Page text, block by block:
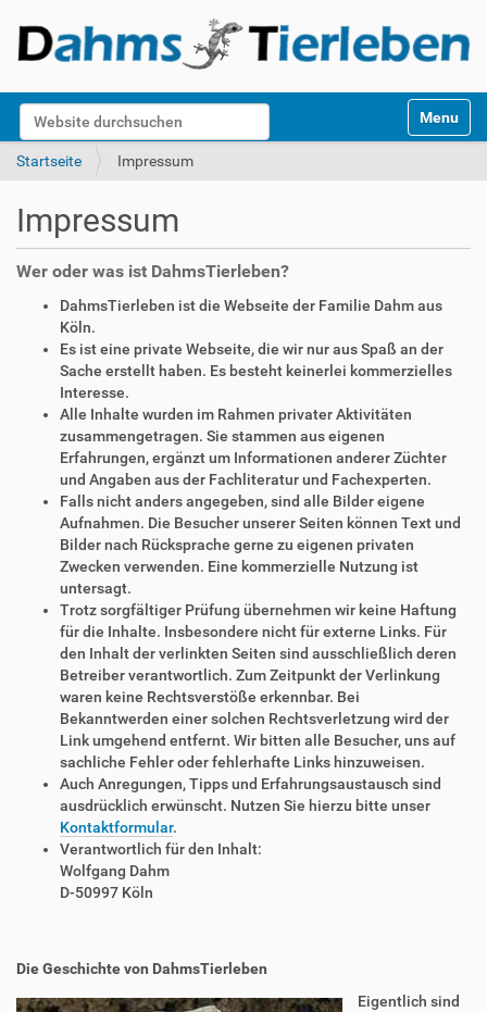
Website durchsuchen
k
Toggle
Startseite Impressum
Impressum
Wer oder was ist DahmsTierleben?
DahmsTierleben ist die Webseite der Familie Dahm aus
Köln.
Es ist eine private Webseite, die wir nur aus Spaß an der
Sache erstellt haben. Es besteht keinerlei kommerzielles
Interesse.
Alle Inhalte wurden im Rahmen privater Aktivitäten
zusammengetragen. Sie stammen aus eigenen
Erfahrungen, ergänzt um Informationen anderer Züchter
und Angaben aus der Fachliteratur und Fachexperten.
Falls nicht anders angegeben, sind alle Bilder eigene
Aufnahmen. Die Besucher unserer Seiten können Text und
Bilder nach Rücksprache gerne zu eigenen privaten
Zwecken verwenden. Eine kommerzielle Nutzung ist
untersagt.
Trotz sorgfältiger Prüfung übernehmen wir keine Haftung
für die Inhalte. Insbesondere nicht für externe Links. Für
den Inhalt der verlinkten Seiten sind ausschließlich deren
Betreiber verantwortlich. Zum Zeitpunkt der Verlinkung
waren keine Rechtsverstöße erkennbar. Bei
Bekanntwerden einer solchen Rechtsverletzung wird der
Link umgehend entfernt. Wir bitten alle Besucher, uns auf
sachliche Fehler oder fehlerhafte Links hinzuweisen.
Auch Anregungen, Tipps und Erfahrungsaustausch sind
ausdrücklich erwünscht. Nutzen Sie hierzu bitte unser
Kontaktformular.
Verantwortlich für den Inhalt:
Wolfgang Dahm
D-50997 Köln
Die Geschichte von DahmsTierleben
Eigentlich sind